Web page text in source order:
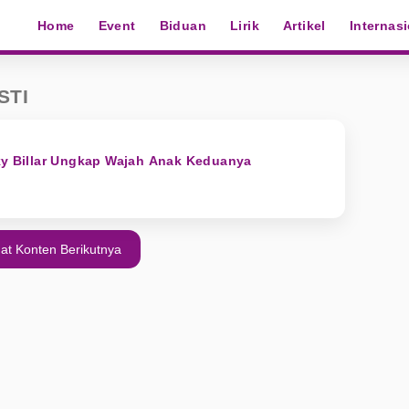
Home Event Biduan Lirik Artikel
Billar Ungkap Wajah Anak Keduanya
Konten Berikutnya